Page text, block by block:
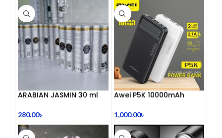
ARABIAN JASMIN 30 ml
280.00৳
Awei P5K 10000mAh
Dual USB Powerbank
1,000.00৳